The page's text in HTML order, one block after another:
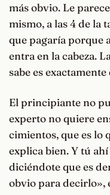
más obvio. Le
mismo, a las 4 de la
que pagaría porque
entra en la cabeza.
sabe es
El principiante no
experto no quiere
cimientos, que es lo
explica bien. Y tú
diciéndote que es
obvio para decirlo»,